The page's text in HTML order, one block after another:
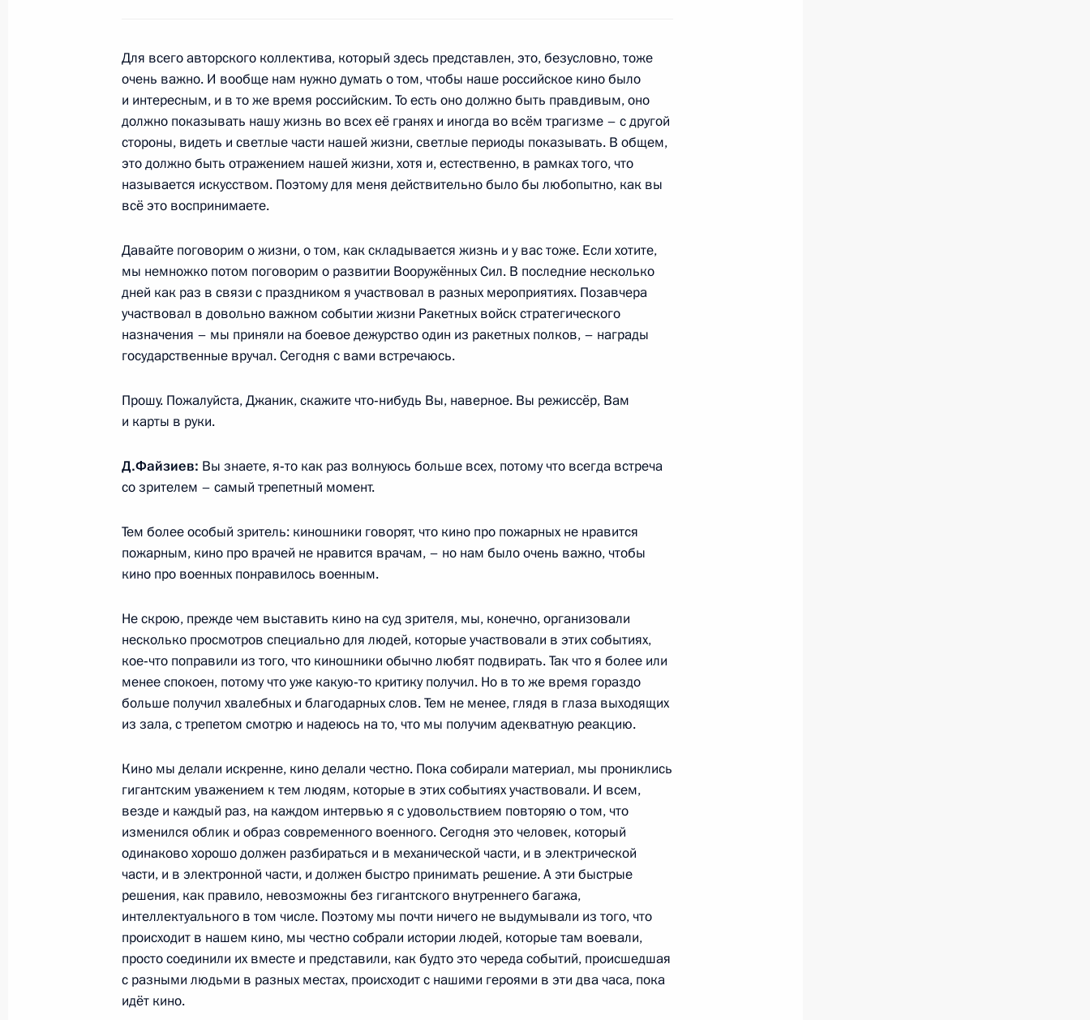
24 февраля 2012 года, пятница
Совместное заявление президентов Российской Федерации
и Республики Беларусь
24 февраля 2012 года, 17:00
24 февраля 2012 года, 16:20 Московская область, Горки
Встреча с Президентом Киргизии Алмазбеком Атамбаевым
24 февраля 2012 года, 14:20 Московская область, Горки
Рабочая встреча с губернатором Калужской области Анатолием
24 февраля 2012 года, 13:45 Московская область, Горки
23 февраля 2012 года, четверг
23 февраля 2012 года, 19:20
Телефонный разговор с Президентом Объединённых Арабских
Эмиратов Халифой бен Заидом Аль Нахайяном
23 февраля 2012 года, 19:00
Встреча с создателями фильма «Август. Восьмого» и ветеранами
боевых действий в Южной Осетии
Московская область, село Ильинское
Грамоты о присвоении звания «Город воинской славы» вручены
представителям Коврова, Ломоносова, Таганрога
и Петропавловска-Камчатского
9 17м
Для всего авторского коллектива, который здесь представлен, это, безусловно, тоже
очень важно. И вообще нам нужно думать о том, чтобы наше российское кино было
и интересным, и в то же время российским. То есть оно должно быть правдивым, оно
должно показывать нашу жизнь во всех её гранях и иногда во всём трагизме – с другой
стороны, видеть и светлые части нашей жизни, светлые периоды показывать. В общем,
это должно быть отражением нашей жизни, хотя и, естественно, в рамках того, что
называется искусством. Поэтому для меня действительно было бы любопытно, как вы
всё это воспринимаете.
Давайте поговорим о жизни, о том, как складывается жизнь и у вас тоже. Если хотите,
мы немножко потом поговорим о развитии Вооружённых Сил. В последние несколько
дней как раз в связи с праздником я участвовал в разных мероприятиях. Позавчера
участвовал в довольно важном событии жизни Ракетных войск стратегического
назначения – мы приняли на боевое дежурство один из ракетных полков, – награды
государственные вручал. Сегодня с вами встречаюсь.
Прошу. Пожалуйста, Джаник, скажите что‑нибудь Вы, наверное. Вы режиссёр, Вам
и карты в руки.
Д.Файзиев: Вы знаете, я‑то как раз волнуюсь больше всех, потому что всегда встреча
со зрителем – самый трепетный момент.
Тем более особый зритель: киношники говорят, что кино про пожарных не нравится
пожарным, кино про врачей не нравится врачам, – но нам было очень важно, чтобы
кино про военных понравилось военным.
Не скрою, прежде чем выставить кино на суд зрителя, мы, конечно, организовали
несколько просмотров специально для людей, которые участвовали в этих событиях,
кое‑что поправили из того, что киношники обычно любят подвирать. Так что я более или
менее спокоен, потому что уже какую‑то критику получил. Но в то же время гораздо
больше получил хвалебных и благодарных слов. Тем не менее, глядя в глаза выходящих
из зала, с трепетом смотрю и надеюсь на то, что мы получим адекватную реакцию.
Кино мы делали искренне, кино делали честно. Пока собирали материал, мы прониклись
гигантским уважением к тем людям, которые в этих событиях участвовали. И всем,
везде и каждый раз, на каждом интервью я с удовольствием повторяю о том, что
изменился облик и образ современного военного. Сегодня это человек, который
одинаково хорошо должен разбираться и в механической части, и в электрической
части, и в электронной части, и должен быстро принимать решение. А эти быстрые
решения, как правило, невозможны без гигантского внутреннего багажа,
интеллектуального в том числе. Поэтому мы почти ничего не выдумывали из того, что
происходит в нашем кино, мы честно собрали истории людей, которые там воевали,
просто соединили их вместе и представили, как будто это череда событий, происшедшая
с разными людьми в разных местах, происходит с нашими героями в эти два часа, пока
идёт кино.